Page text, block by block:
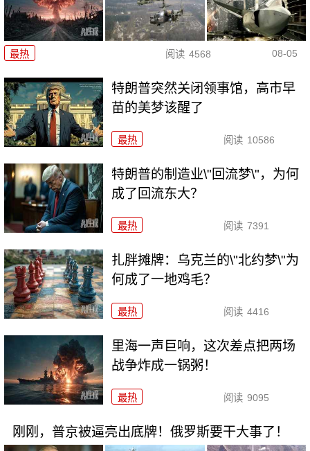
最热 阅读 4568 08-05
特朗普突然关闭领事馆，高市早
苗的美梦该醒了
最热 阅读 10586
特朗普的制造业\"回流梦\"，为何
成了回流东大？
最热 阅读 7391
扎胖摊牌：乌克兰的\"北约梦\"为
何成了一地鸡毛？
最热 阅读 4416
里海一声巨响，这次差点把两场
战争炸成一锅粥！
最热 阅读 9095
刚刚，普京被逼亮出底牌！俄罗斯要干大事了！